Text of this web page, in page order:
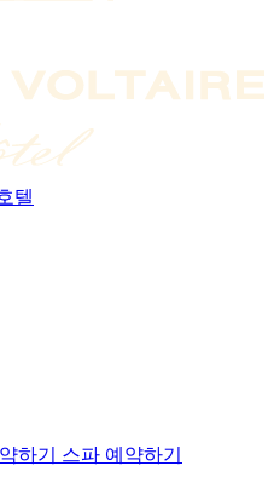
하기 스파 예약하기